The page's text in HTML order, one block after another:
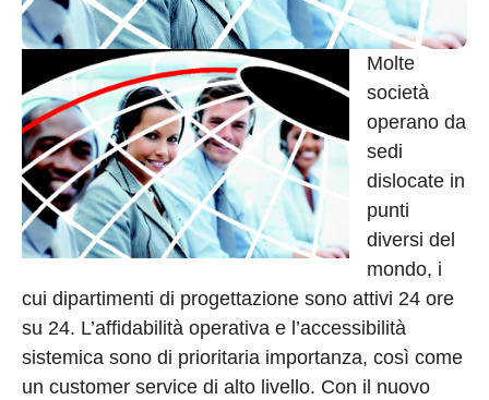
Molte
società
operano da
sedi
dislocate in
punti
diversi del
mondo, i
cui dipartimenti di progettazione sono attivi 24 ore
su 24. L’affidabilità operativa e l’accessibilità
sistemica sono di prioritaria importanza, così come
un customer service di alto livello. Con il nuovo